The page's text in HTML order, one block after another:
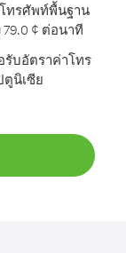
ทรศัพท์พื้นฐาน
¢ ต่อนาที
รับอัตราค่าโทร
นิเซีย